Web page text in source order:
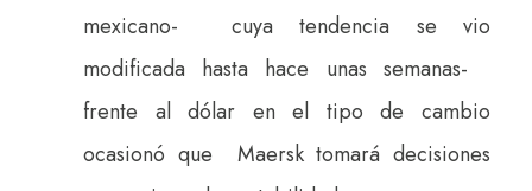
mexicano- cuya tendencia se vio
modificada hasta hace unas semanas-
frente al dólar en el tipo de cambio
ocasionó que Maersk tomará decisiones